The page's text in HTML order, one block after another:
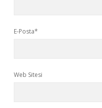
E-Posta*
Web Sitesi